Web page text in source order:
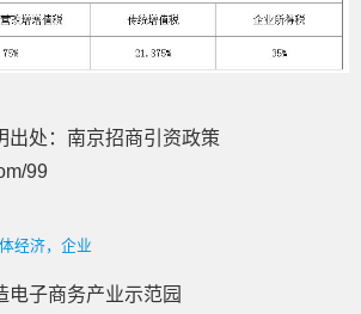
出处：南京招商引资政策
99
经济，企业
电子商务产业示范园